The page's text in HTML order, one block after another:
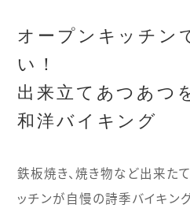
オープンキッチン
い！
出来立てあつあつ
和洋バイキング
鉄板焼き、焼き物など出来た
ッチンが自慢の詩季バイキング